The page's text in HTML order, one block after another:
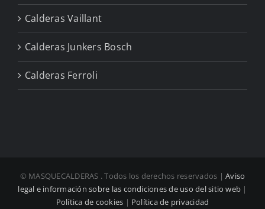
Calderas Vaillant
Calderas Junkers Bosch
Calderas Ferroli
© MASQUECALDERAS . Todos los derechos reservados |Aviso
legal e información sobre las condiciones de uso del sitio web |
Política de cookies | Política de privacidad